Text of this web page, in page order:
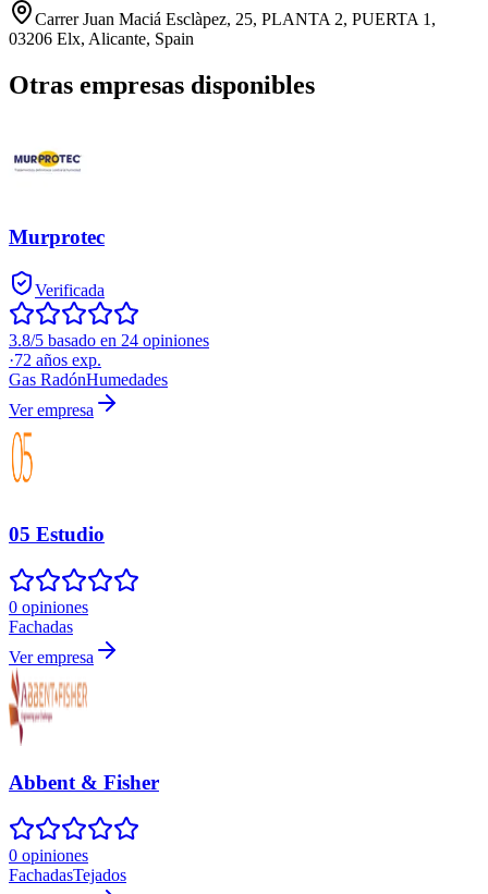
Carrer Juan Maciá Esclàpez, 25, PLANTA 2, PUERTA 1,
03206 Elx, Alicante, Spain
Otras empresas disponibles
Murprotec
Verificada
3.8/5 basado en 24 opiniones
·72 años exp.
Gas RadónHumedades
Ver empresa
05 Estudio
0 opiniones
Fachadas
Ver empresa
Abbent & Fisher
0 opiniones
FachadasTejados